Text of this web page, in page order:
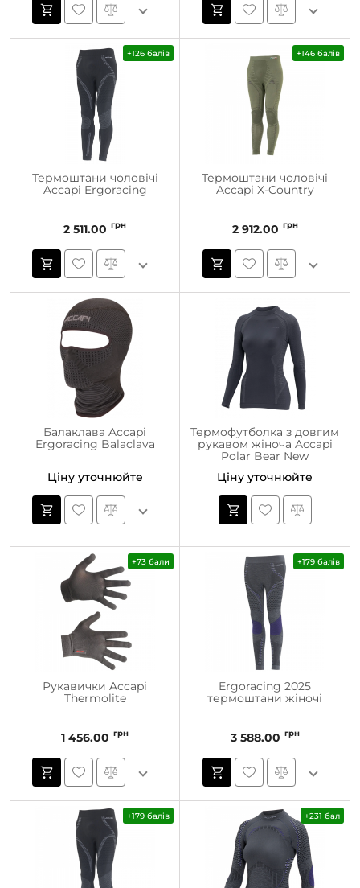
+126 балів
Термоштани чоловічі
Accapi Ergoracing
2 511.00 грн
+146 балів
Термоштани чоловічі
Accapi X-Country
2 912.00 грн
Балаклава Accapi
Ergoracing Balaclava
Ціну уточнюйте
Термофутболка з довгим
рукавом жіноча Accapi
Polar Bear New
Ціну уточнюйте
+73 бали
Рукавички Accapi
Thermolite
1 456.00 грн
+179 балів
Ergoracing 2025
термоштани жіночі
3 588.00 грн
+179 балів +231 бал